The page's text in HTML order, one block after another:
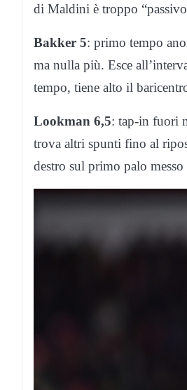
di Maldini è troppo
Bakker 5: primo tempo
ma nulla più. Esce
tempo, tiene alto il
Lookman 6,5: tap-in fuori
trova altri spunti fino al
destro sul primo palo